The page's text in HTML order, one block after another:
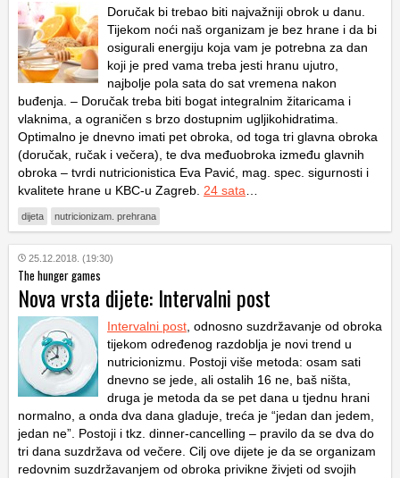
Doručak bi trebao biti najvažniji obrok u danu.
Tijekom noći naš organizam je bez hrane i da bi
osigurali energiju koja vam je potrebna za dan
koji je pred vama treba jesti hranu ujutro,
najbolje pola sata do sat vremena nakon
buđenja. – Doručak treba biti bogat integralnim žitaricama i
vlaknima, a ograničen s brzo dostupnim ugljikohidratima.
Optimalno je dnevno imati pet obroka, od toga tri glavna obroka
(doručak, ručak i večera), te dva međuobroka između glavnih
obroka – tvrdi nutricionistica Eva Pavić, mag. spec. sigurnosti i
kvalitete hrane u KBC-u Zagreb. 24 sata
dijeta nutricionizam. prehrana
25.12.2018. (19:30)
The hunger games
Nova vrsta dijete: Intervalni post
Intervalni post , odnosno suzdržavanje od obroka
tijekom određenog razdoblja je novi trend u
nutricionizmu. Postoji više metoda: osam sati
dnevno se jede, ali ostalih 16 ne, baš ništa,
druga je metoda da se pet dana u tjednu hrani
normalno, a onda dva dana gladuje, treća je “jedan dan jedem,
jedan ne”. Postoji i tkz. dinner-cancelling – pravilo da se dva do
tri dana suzdržava od večere. Cilj ove dijete je da se organizam
redovnim suzdržavanjem od obroka privikne živjeti od svojih